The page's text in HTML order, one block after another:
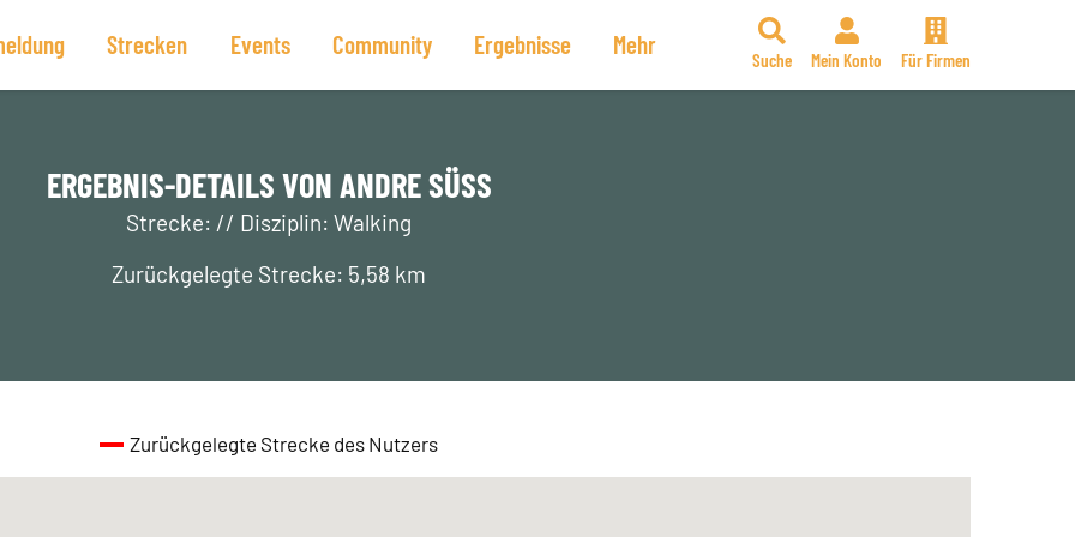
Strecken Events Community Ergebnisse Mehr
Suche Mein Konto Für Firmen
ERGEBNIS-DETAILS VON ANDRE SÜSS
Strecke: // Disziplin: Walking
Zurückgelegte Strecke: 5,58 km
Zurückgelegte Strecke des Nutzers